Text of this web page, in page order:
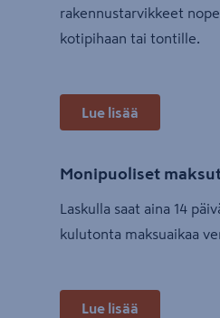
rakennustarvikkeet
kotipihaan tai tontille.
Lue lisää
Monipuoliset
Laskulla saat aina 14
kulutonta maksuaikaa
Lue lisää